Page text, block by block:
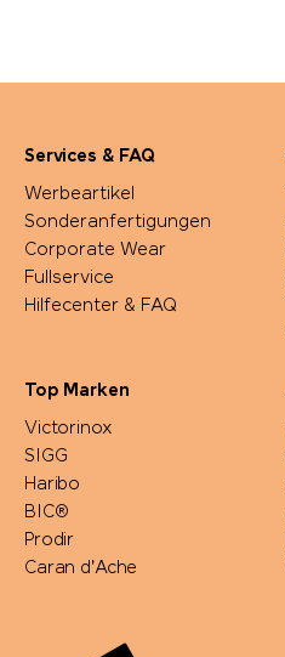
Services & FAQ
Werbeartikel
Sonderanfertigungen
Corporate Wear
Fullservice
Hilfecenter & FAQ
Top Marken
Victorinox
SIGG
Haribo
BIC®
Prodir
Caran d'Ache